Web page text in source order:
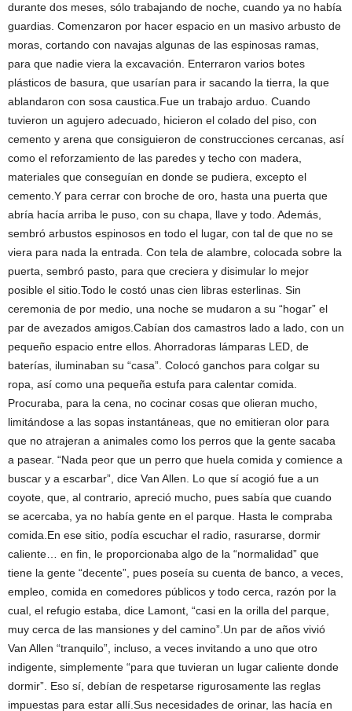
durante dos meses, sólo trabajando de noche, cuando ya no había
guardias. Comenzaron por hacer espacio en un masivo arbusto de
moras, cortando con navajas algunas de las espinosas ramas,
para que nadie viera la excavación. Enterraron varios botes
plásticos de basura, que usarían para ir sacando la tierra, la que
ablandaron con sosa caustica.Fue un trabajo arduo. Cuando
tuvieron un agujero adecuado, hicieron el colado del piso, con
cemento y arena que consiguieron de construcciones cercanas, así
como el reforzamiento de las paredes y techo con madera,
materiales que conseguían en donde se pudiera, excepto el
cemento.Y para cerrar con broche de oro, hasta una puerta que
abría hacía arriba le puso, con su chapa, llave y todo. Además,
sembró arbustos espinosos en todo el lugar, con tal de que no se
viera para nada la entrada. Con tela de alambre, colocada sobre la
puerta, sembró pasto, para que creciera y disimular lo mejor
posible el sitio.Todo le costó unas cien libras esterlinas. Sin
ceremonia de por medio, una noche se mudaron a su “hogar” el
par de avezados amigos.Cabían dos camastros lado a lado, con un
pequeño espacio entre ellos. Ahorradoras lámparas LED, de
baterías, iluminaban su “casa”. Colocó ganchos para colgar su
ropa, así como una pequeña estufa para calentar comida.
Procuraba, para la cena, no cocinar cosas que olieran mucho,
limitándose a las sopas instantáneas, que no emitieran olor para
que no atrajeran a animales como los perros que la gente sacaba
a pasear. “Nada peor que un perro que huela comida y comience a
buscar y a escarbar”, dice Van Allen. Lo que sí acogió fue a un
coyote, que, al contrario, apreció mucho, pues sabía que cuando
se acercaba, ya no había gente en el parque. Hasta le compraba
comida.En ese sitio, podía escuchar el radio, rasurarse, dormir
caliente… en fin, le proporcionaba algo de la “normalidad” que
tiene la gente “decente”, pues poseía su cuenta de banco, a veces,
empleo, comida en comedores públicos y todo cerca, razón por la
cual, el refugio estaba, dice Lamont, “casi en la orilla del parque,
muy cerca de las mansiones y del camino”.Un par de años vivió
Van Allen “tranquilo”, incluso, a veces invitando a uno que otro
indigente, simplemente “para que tuvieran un lugar caliente donde
dormir”. Eso sí, debían de respetarse rigurosamente las reglas
impuestas para estar allí.Sus necesidades de orinar, las hacía en